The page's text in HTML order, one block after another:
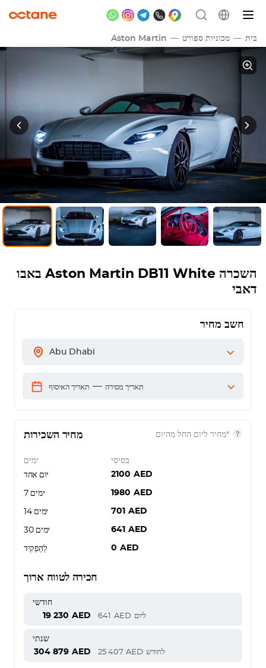
בית מכוניות ספורט Aston Martin
השכרה Aston Martin DB11 White באבו
דאבי
חשב מחיר
Abu Dhabi
תאריך האיסוף — תאריך מסירה
מחיר השכירות *מחיר ליום החל מהיום
ימים
בסיסי
יום אחד
2100 AED
7 ימים 1980 AED
14 ימים 701 AED
30 ימים 641 AED
לְהַפְקִיד 0 AED
חכירה לטווח ארוך
חודשי
19 230 AED 641 AED ליום
שנתי
304 879 AED 25 407 AED לחודש